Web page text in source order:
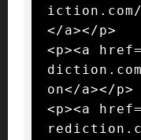
</a></p>
<p><a
on</a></p>
<p><a